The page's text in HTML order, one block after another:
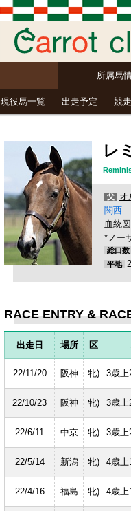
所属馬
現役馬一覧 出走予定 競
レ
父 オ
関西
血統図
*ノー
総口数
平地
RACE ENTRY &
出走日 場所 区
22/11/20 阪神 牝) 3歳上
22/10/23 阪神 牝) 3歳上
22/6/11 中京 牝) 3歳上
22/5/14 新潟 牝) 4歳上
22/4/16 福島 牝) 4歳上